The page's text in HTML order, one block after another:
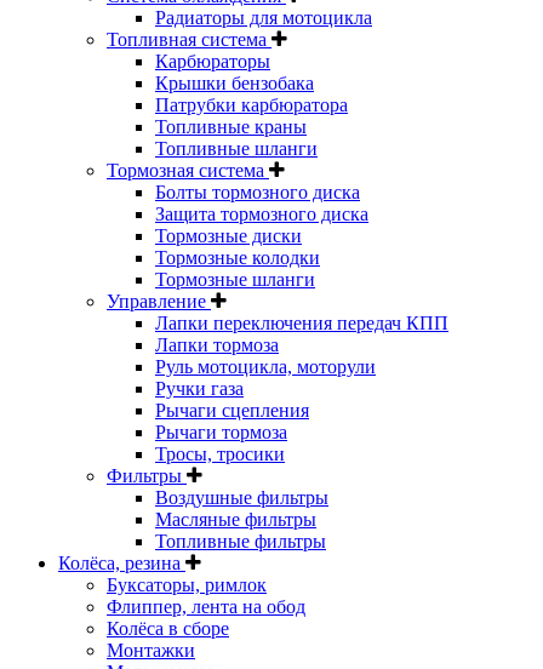
Радиаторы для мотоцикла
Топливная система
Карбюраторы
Крышки бензобака
Патрубки карбюратора
Топливные краны
Топливные шланги
Тормозная система
Болты тормозного диска
Защита тормозного диска
Тормозные диски
Тормозные колодки
Тормозные шланги
Управление
Лапки переключения передач КПП
Лапки тормоза
Руль мотоцикла, моторули
Ручки газа
Рычаги сцепления
Рычаги тормоза
Тросы, тросики
Фильтры
Воздушные фильтры
Масляные фильтры
Топливные фильтры
Колёса, резина
Буксаторы, римлок
Флиппер, лента на обод
Колёса в сборе
Монтажки